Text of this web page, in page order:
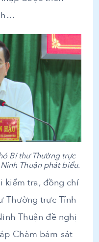
Bí thư Thường trực
Thuận phát biểu.
kiểm tra, đồng chí
Thường trực Tỉnh
Thuận đề nghị
Chàm bám sát